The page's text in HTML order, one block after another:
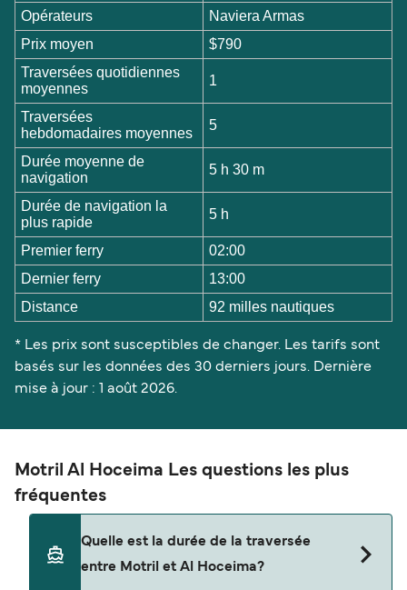
Opérateurs
Naviera Armas
Prix moyen
$790
Traversées quotidiennes
moyennes
1
Traversées
hebdomadaires moyennes
5
Durée moyenne de
navigation
5 h 30 m
Durée de navigation la
plus rapide
5 h
Premier ferry
02:00
Dernier ferry
13:00
Distance
92 milles nautiques
* Les prix sont susceptibles de changer. Les tarifs sont
basés sur les données des 30 derniers jours. Dernière
mise à jour : 1 août 2026.
Motril Al Hoceima Les questions les plus
fréquentes
Quelle est la durée de la traversée
entre Motril et Al Hoceima?